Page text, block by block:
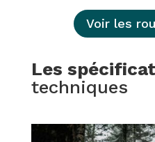
Voir les
Les
techniques